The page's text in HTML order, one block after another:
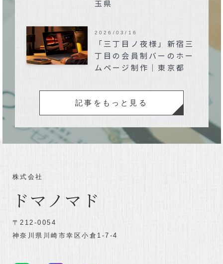
玉県
「三丁目ノ夜様」新宿三
丁目の会員制バーのホー
ムページ制作｜東京都
2026/03/16
記事をもっと見る
株式会社
ドマノマド
〒212-0054
神奈川県川崎市幸区小倉1-7-4